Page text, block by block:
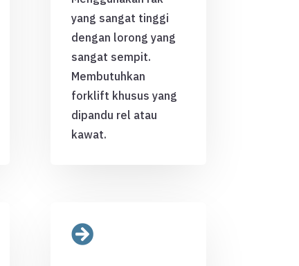
yang sangat tinggi
dengan lorong yang
sangat sempit.
Membutuhkan
forklift khusus yang
dipandu rel atau
kawat.
